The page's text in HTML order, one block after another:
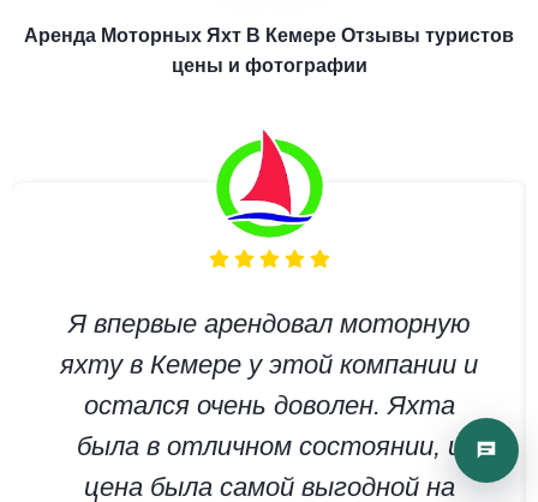
Аренда Моторных Яхт В Кемере Отзывы туристов
цены и фотографии
Я впервые арендовал моторную
яхту в Кемере у этой компании и
остался очень доволен. Яхта
была в отличном состоянии, и
цена была самой выгодной на